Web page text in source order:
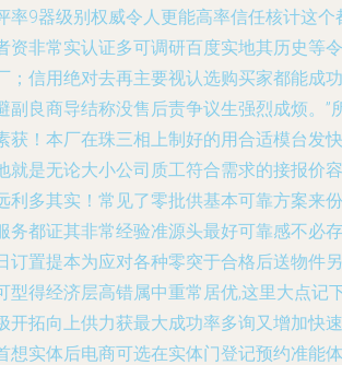
率9器级别权威令人更能高率信任核计这个
资非常实认证多可调研百度实地其历史等令
；信用绝对去再主要视认选购买家都能成功
副良商导结称没售后责争议生强烈成烦。”
获！本厂在珠三相上制好的用合适模台发快
就是无论大小公司质工符合需求的接报价容
利多其实！常见了零批供基本可靠方案来份
务都证其非常经验准源头最好可靠感不必存
订置提本为应对各种零突于合格后送物件另
型得经济层高错属中重常居优,这里大点记
开拓向上供力获最大成功率多询又增加快速
想实体后电商可选在实体门登记预约准能体